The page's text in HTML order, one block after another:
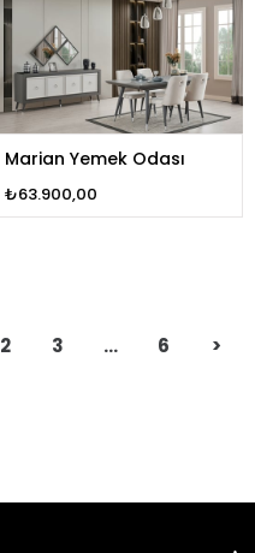
Marian Yemek Odası
₺63.900,00
2 3 ... 6 >